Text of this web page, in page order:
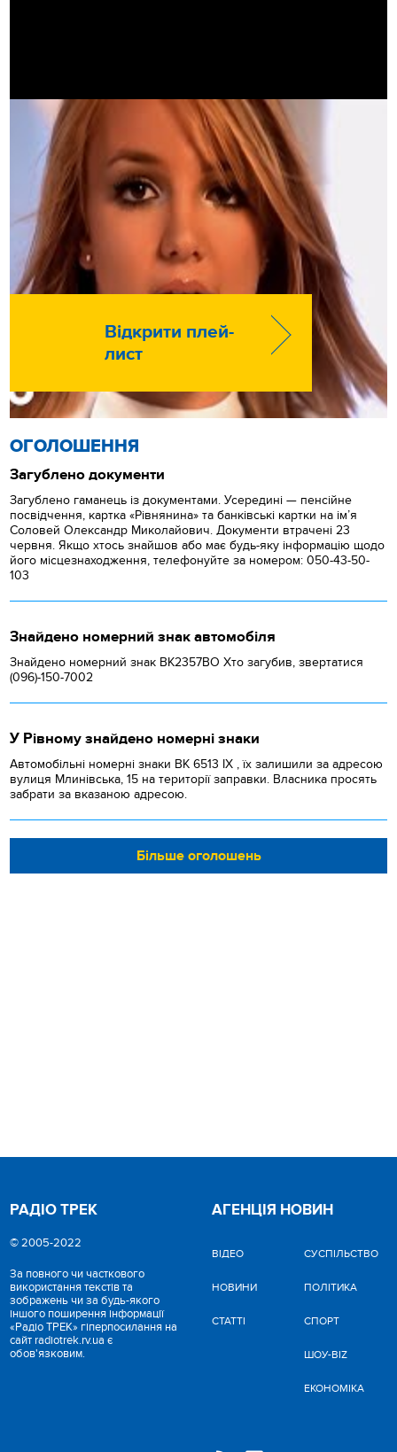
Відкрити плей-
лист
ОГОЛОШЕННЯ
Загублено документи
Загублено гаманець із документами. Усередині — пенсійне
посвідчення, картка «Рівнянина» та банківські картки на ім’я
Соловей Олександр Миколайович. Документи втрачені 23
червня. Якщо хтось знайшов або має будь-яку інформацію щодо
його місцезнаходження, телефонуйте за номером: 050-43-50-
103
Знайдено номерний знак автомобіля
Знайдено номерний знак ВК2357ВО Хто загубив, звертатися
(096)-150-7002
У Рівному знайдено номерні знаки
Автомобільні номерні знаки BK 6513 IX , їх залишили за адресою
вулиця Млинівська, 15 на території заправки. Власника просять
забрати за вказаною адресою.
Більше оголошень
РАДІО ТРЕК
© 2005-2022
За повного чи часткового
використання текстів та
зображень чи за будь-якого
іншого поширення інформації
«Радіо ТРЕК» гіперпосилання на
сайт radiotrek.rv.ua є
обов'язковим.
АГЕНЦІЯ НОВИН
ВІДЕО
НОВИНИ
СТАТТІ
CУСПІЛЬСТВО
ПОЛІТИКА
СПОРТ
ШОУ-BIZ
ЕКОНОМІКА